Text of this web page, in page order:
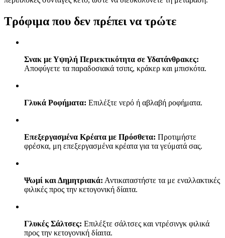
Τρόφιμα που δεν πρέπει να τρώτε
Σνακ με Υψηλή Περιεκτικότητα σε Υδατάνθρακες:
Αποφύγετε τα παραδοσιακά τσιπς, κράκερ και μπισκότα.
Γλυκά Ροφήματα: Επιλέξτε νερό ή αβλαβή ροφήματα.
Επεξεργασμένα Κρέατα με Πρόσθετα: Προτιμήστε
φρέσκα, μη επεξεργασμένα κρέατα για τα γεύματά σας.
Ψωμί και Δημητριακά: Αντικαταστήστε τα με εναλλακτικές
φιλικές προς την κετογονική δίαιτα.
Γλυκές Σάλτσες: Επιλέξτε σάλτσες και ντρέσινγκ φιλικά
προς την κετογονική δίαιτα.